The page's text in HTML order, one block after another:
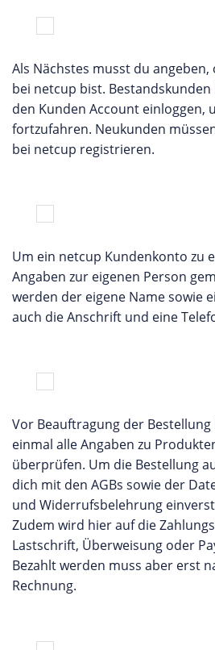
Als Nächstes musst du
bei netcup bist.
den Kunden Account einloggen,
fortzufahren. Neukunden
bei netcup registrieren.
Um ein netcup Kundenkonto zu
Angaben zur eigenen Person
werden der eigene Name sowie
auch die Anschrift und eine
Vor Beauftragung der
einmal alle Angaben zu
überprüfen. Um die Bestellung
dich mit den AGBs sowie der
und Widerrufsbelehrung
Zudem wird hier auf die
Lastschrift, Überweisung oder
Bezahlt werden muss aber erst
Rechnung.